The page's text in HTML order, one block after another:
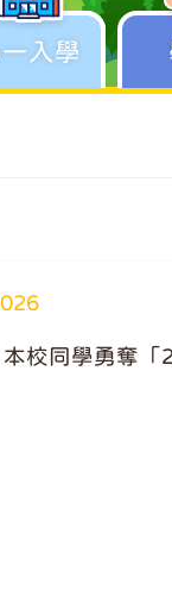
成長
入學
本校同學勇奪